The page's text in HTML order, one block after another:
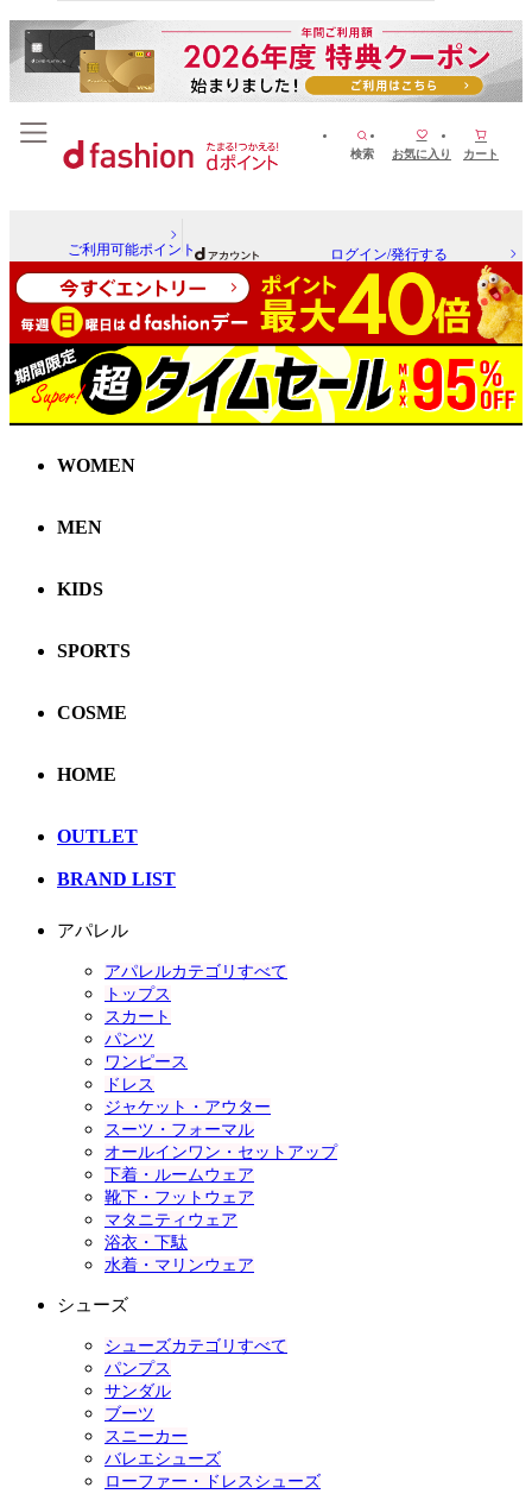
検索 お気に入り カート
ご利用可能ポイント ログイン/発行する
WOMEN
MEN
KIDS
SPORTS
COSME
HOME
OUTLET
BRAND LIST
アパレル
アパレルカテゴリすべて
トップス
スカート
パンツ
ワンピース
ドレス
ジャケット・アウター
スーツ・フォーマル
オールインワン・セットアップ
下着・ルームウェア
靴下・フットウェア
マタニティウェア
浴衣・下駄
水着・マリンウェア
シューズ
シューズカテゴリすべて
パンプス
サンダル
ブーツ
スニーカー
バレエシューズ
ローファー・ドレスシューズ